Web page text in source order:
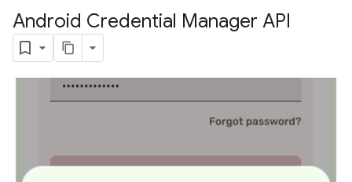
Android Credential Manager API